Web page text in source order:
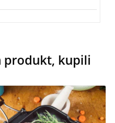
produkt, kupili